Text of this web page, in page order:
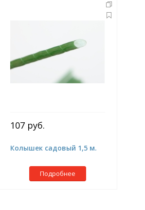
107 руб.
Колышек садовый 1,5 м.
Подробнее